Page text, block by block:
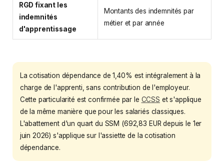
RGD fixant les
indemnités
d'apprentissage
Montants des indemnités par
métier et par année
La cotisation dépendance de 1,40% est intégralement à la
charge de l'apprenti, sans contribution de l'employeur.
Cette particularité est confirmée par le CCSS et s'applique
de la même manière que pour les salariés classiques.
L'abattement d'un quart du SSM (692,83 EUR depuis le 1er
juin 2026) s'applique sur l'assiette de la cotisation
dépendance.